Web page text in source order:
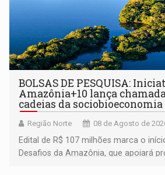
BOLSAS DE PESQUISA:
Amazônia+10 lança
cadeias da sociobioeconomia
Região Norte 08 de Agosto de
Edital de R$ 107 milhões marca o
Desafios da Amazônia, que apoiará